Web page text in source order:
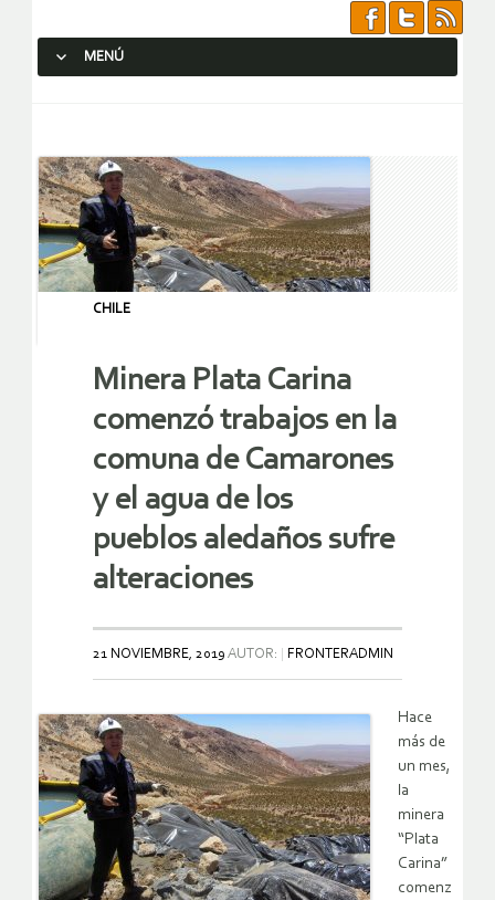
MENÚ
CHILE
Minera Plata Carina
comenzó trabajos en la
comuna de Camarones
y el agua de los
pueblos aledaños sufre
alteraciones
21 NOVIEMBRE, 2019 AUTOR: FRONTERADMIN
Hace
más de
un mes,
la
minera
“Plata
Carina”
comenz